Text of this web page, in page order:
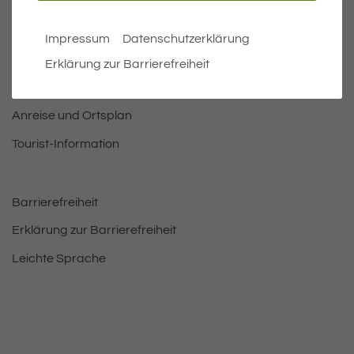
Bauen & Wohnen
Anreise und Ortsplan
Tourist-Information
Barrierefreiheit
Erklärung zur Barrierefreiheit
Leichte Sprache
Impressum
Datenschutzerklärung
Erklärung zur Barrierefreiheit